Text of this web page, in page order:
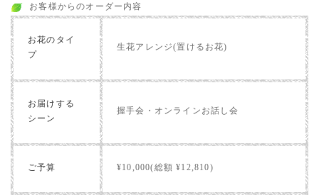
お客様からのオーダー内容
お花のタイ
プ
生花アレンジ(置けるお花)
お届けする
シーン
握手会・オンラインお話し会
ご予算 ¥10,000(総額 ¥12,810)